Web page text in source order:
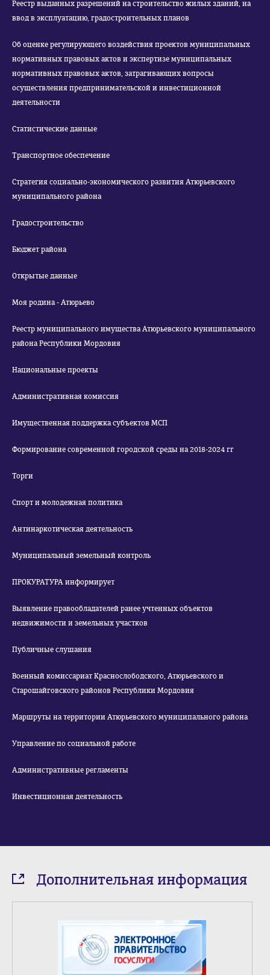
Реестр выданных разрешений на строительство жилых зданий, на
ввод в эксплуатацию, градостроительных планов
Об оценке регулирующего воздействия проектов муниципальных
нормативных правовых актов и экспертизе муниципальных
нормативных правовых актов, затрагивающих вопросы
осуществления предпринимательской и инвестиционной
деятельности
Статистические данные
Транспортное обеспечение
Стратегия социально-экономического развития Атюрьевского
муниципального района
Градостроительство
Бюджет района
Открытые данные
Моя родина - Атюрьево
Реестр муниципального имущества Атюрьевского муниципального
района Республики Мордовия
Национальные проекты
Административная комиссия
Имущественная поддержка субъектов МСП
Формирование современной городской среды на 2018-2024 гг
Торги
Спорт и молодежная политика
Антинаркотическая деятельность
Муниципальный земельный контроль
ПРОКУРАТУРА информирует
Выявление правообладателей ранее учтенных объектов
недвижимости и земельных участков
Публичные слушания
Военный комиссариат Краснослободского, Атюрьевского и
Старошайговского районов Республики Мордовия
Маршруты на территории Атюрьевского муниципального района
Управление по социальной работе
Административные регламенты
Инвестиционная деятельность
Дополнительная информация